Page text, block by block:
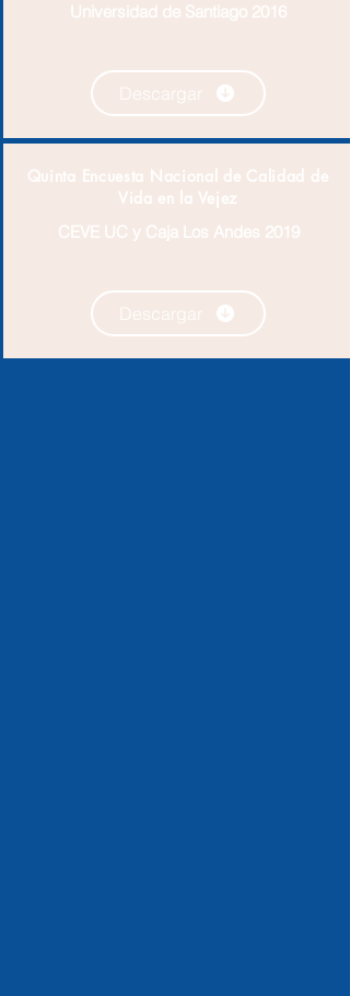
Universidad de Santiago 2016
Descargar
Quinta Encuesta Nacional de Calidad de
Vida en la Vejez
CEVE UC y Caja Los Andes 2019
Descargar